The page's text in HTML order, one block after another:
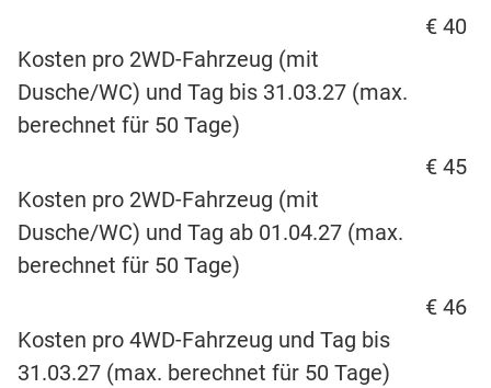
€ 40
Kosten pro 2WD-Fahrzeug (mit
Dusche/WC) und Tag bis 31.03.27 (max.
berechnet für 50 Tage)
€ 45
Kosten pro 2WD-Fahrzeug (mit
Dusche/WC) und Tag ab 01.04.27 (max.
berechnet für 50 Tage)
€ 46
Kosten pro 4WD-Fahrzeug und Tag bis
31.03.27 (max. berechnet für 50 Tage)